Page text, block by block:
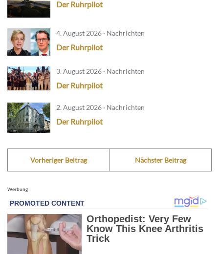
Der Ruhrpilot
4. August 2026 · Nachrichten
Der Ruhrpilot
3. August 2026 · Nachrichten
Der Ruhrpilot
2. August 2026 · Nachrichten
Der Ruhrpilot
Vorheriger Beitrag Nächster Beitrag
Werbung